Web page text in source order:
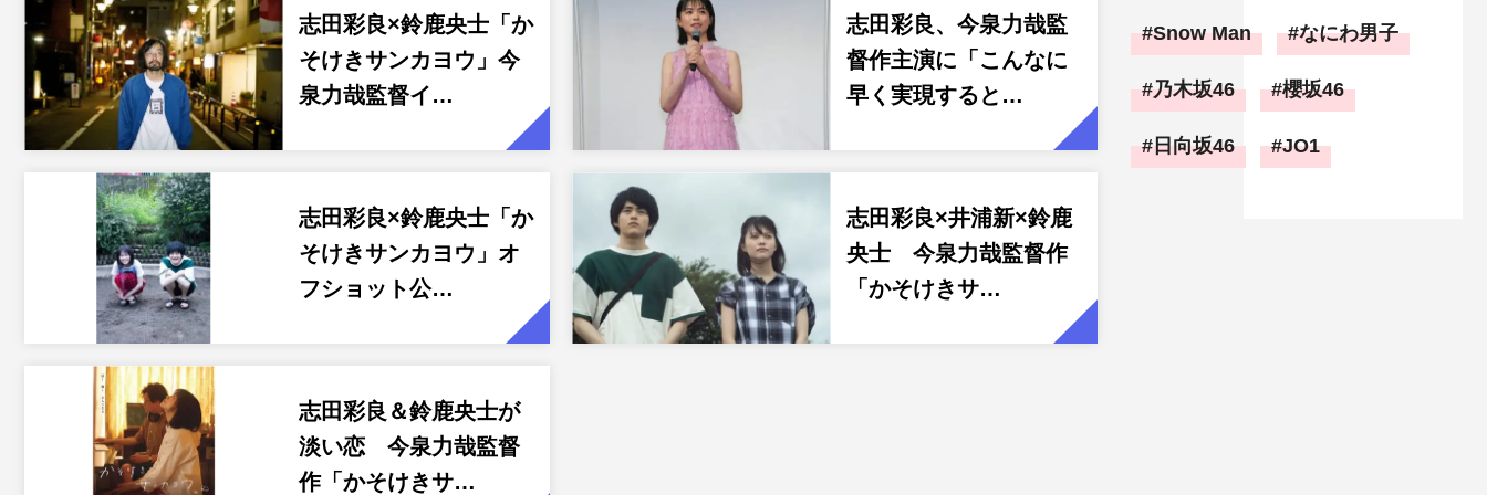
志田彩良×鈴鹿央士「か
そけきサンカヨウ」今
泉力哉監督イ…
志田彩良、今泉力哉監
督作主演に「こんなに
早く実現すると…
志田彩良×鈴鹿央士「か
そけきサンカヨウ」オ
フショット公…
志田彩良×井浦新×鈴鹿
央士 今泉力哉監督作
「かそけきサ…
志田彩良＆鈴鹿央士が
淡い恋 今泉力哉監督
作「かそけきサ…
Snow Man なにわ男子
乃木坂46 櫻坂46
日向坂46 JO1